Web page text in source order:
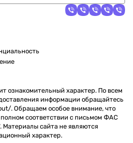
ознакомительный характер. По всем
информации обращайтесь
. Обращаем особое внимание, что
соответствии с письмом ФАС
сайта не являются
характер.